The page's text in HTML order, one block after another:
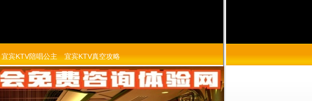
宜宾KTV陪唱公主 宜宾KTV真空攻略